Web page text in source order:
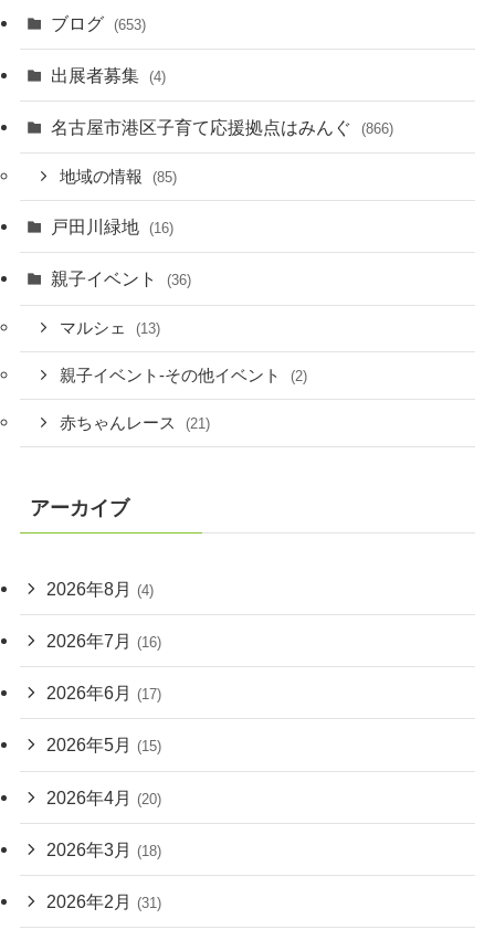
ブログ (653)
出展者募集 (4)
名古屋市港区子育て応援拠点はみんぐ (866)
地域の情報 (85)
戸田川緑地 (16)
親子イベント (36)
マルシェ (13)
親子イベント-その他イベント (2)
赤ちゃんレース (21)
アーカイブ
2026年8月 (4)
2026年7月 (16)
2026年6月 (17)
2026年5月 (15)
2026年4月 (20)
2026年3月 (18)
2026年2月 (31)